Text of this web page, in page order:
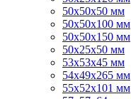
50х50х50 мм
50х50х100 мм
50х50х150 мм
50х25х50 мм
53х53х45 мм
54х49х265 мм
55х52х101 мм